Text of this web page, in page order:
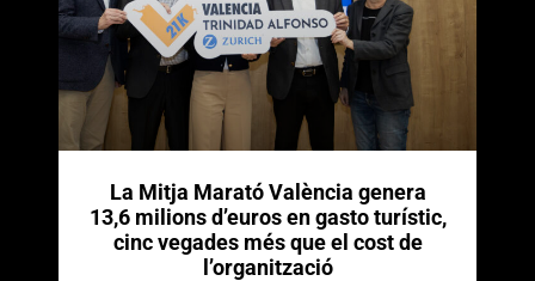
La Mitja Marató València genera
13,6 milions d’euros en gasto turístic,
cinc vegades més que el cost de
l’organització